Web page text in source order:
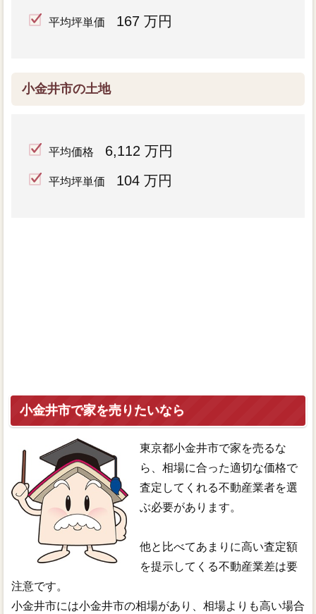
平均坪単価 167 万円
小金井市の土地
平均価格 6,112 万円
平均坪単価 104 万円
小金井市で家を売りたいなら
東京都小金井市で家を売るな
ら、相場に合った適切な価格で
査定してくれる不動産業者を選
ぶ必要があります。
他と比べてあまりに高い査定額
を提示してくる不動産業差は要
注意です。
小金井市には小金井市の相場があり、相場よりも高い場合